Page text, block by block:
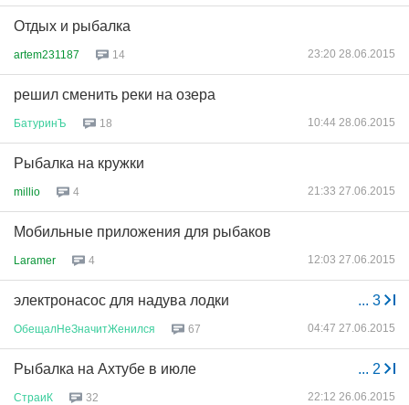
Отдых и рыбалка
artem231187 14 23:20 28.06.2015
решил сменить реки на озера
БатуринЪ 18 10:44 28.06.2015
Рыбалка на кружки
millio 4 21:33 27.06.2015
Мобильные приложения для рыбаков
Laramer 4 12:03 27.06.2015
... 3
электронасос для надува лодки
ОбещалНеЗначитЖенился 67 04:47 27.06.2015
... 2
Рыбалка на Ахтубе в июле
СтраиК 32 22:12 26.06.2015